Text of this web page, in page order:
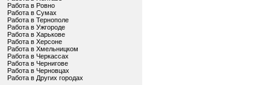
Работа в Ровно
Работа в Сумах
Работа в Тернополе
Работа в Ужгороде
Работа в Харькове
Работа в Херсоне
Работа в Хмельницком
Работа в Черкассах
Работа в Чернигове
Работа в Черновцах
Работа в Других городах